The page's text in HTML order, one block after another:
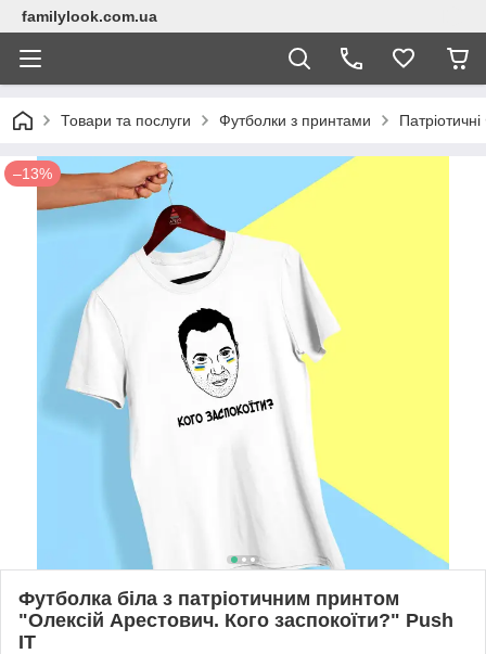
familylook.com.ua
Товари та послуги Футболки з принтами
–13%
Футболка біла з патріотичним принтом
"Олексій Арестович. Кого заспокоїти?" Push
IT